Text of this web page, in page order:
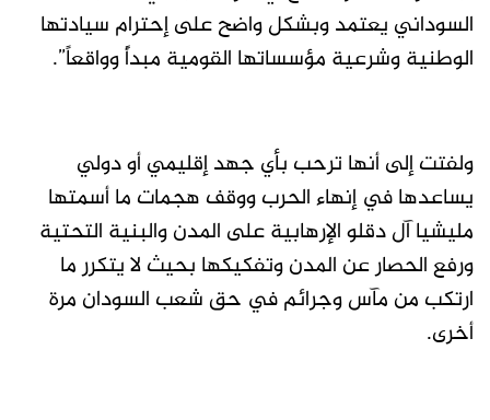
السوداني يعتمد وبشكل واضح على إحترام سيادتها
الوطنية وشرعية مؤسساتها القومية مبدأً وواقعاً”.
ولفتت إلى أنها ترحب بأي جهد إقليمي أو دولي
يساعدها في إنهاء الحرب ووقف هجمات ما أسمتها
مليشيا آل دقلو الإرهابية على المدن والبنية التحتية
ورفع الحصار عن المدن وتفكيكها بحيث لا يتكرر ما
ارتكب من مآس وجرائم في حق شعب السودان مرة
أخرى.